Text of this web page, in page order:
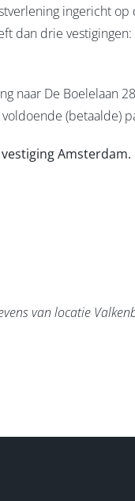
ingericht op
dan drie vestigingen:
naar De Boelelaan
(betaalde)
Amsterdam.
van locatie